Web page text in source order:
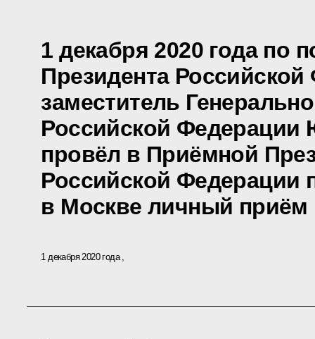
1 декабря 2020 года по
Президента
заместитель
Российской
провёл в Приёмной
Российской Федерации
в Москве личный приём
1 декабря 2020 года